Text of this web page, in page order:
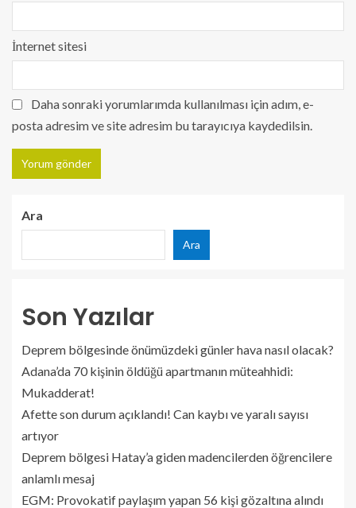
İnternet sitesi
Daha sonraki yorumlarımda kullanılması için adım, e-
posta adresim ve site adresim bu tarayıcıya kaydedilsin.
Ara
Ara
Son Yazılar
Deprem bölgesinde önümüzdeki günler hava nasıl olacak?
Adana’da 70 kişinin öldüğü apartmanın müteahhidi:
Mukadderat!
Afette son durum açıklandı! Can kaybı ve yaralı sayısı
artıyor
Deprem bölgesi Hatay’a giden madencilerden öğrencilere
anlamlı mesaj
EGM: Provokatif paylaşım yapan 56 kişi gözaltına alındı